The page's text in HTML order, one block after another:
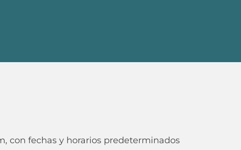
con fechas y horarios predeterminados